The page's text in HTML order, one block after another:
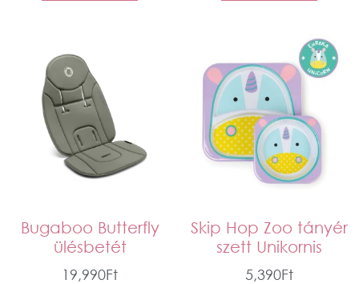
Bugaboo Butterfly
ülésbetét
19,990Ft
Skip Hop Zoo tányér
szett Unikornis
5,390Ft